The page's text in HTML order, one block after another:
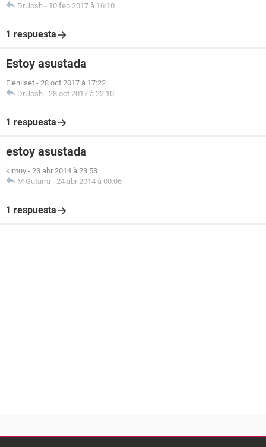
Dr.Josh - 10 feb 2017 à 16:10
1 respuesta
Estoy asustada
Elenliset - 28 oct 2017 à 17:22
Dr.Josh - 28 oct 2017 à 22:10
1 respuesta
estoy asustada
kimuy - 23 abr 2014 à 23:53
M Gutarra - 24 abr 2014 à 00:06
1 respuesta